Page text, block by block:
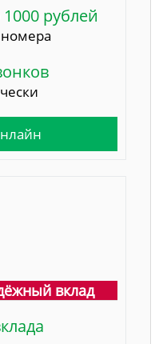
рублей
вклад